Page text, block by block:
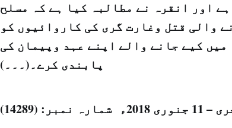
اور انقرہ نے مطالبہ کیا ہے کہ مسلح
والی قتل وغارت گری کی کاروائیوں کو
کیے جانے والے اپنے عہد وپیمان کی
پابندی کرے۔(۔۔۔)